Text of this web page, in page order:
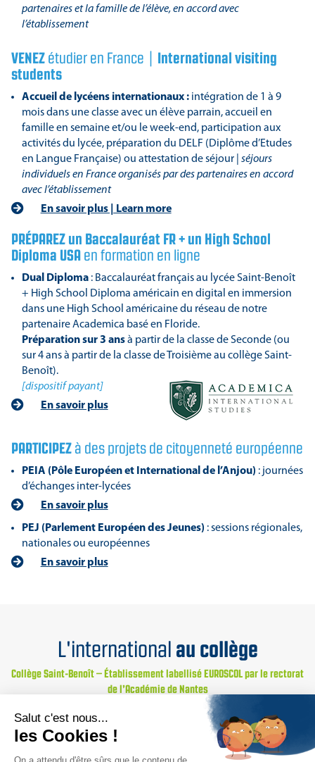
partenaires et la famille de l’élève, en accord avec
l’établissement
VENEZ étudier en France | International visiting
students
Accueil de lycéens internationaux : intégration de 1 à 9
mois dans une classe avec un élève parrain, accueil en
famille en semaine et/ou le week-end, participation aux
activités du lycée, préparation du DELF (Diplôme d’Etudes
en Langue Française) ou attestation de séjour | séjours
individuels en France organisés par des partenaires en accord
avec l’établissement
En savoir plus | Learn more
PRÉPAREZ un Baccalauréat FR + un High School
Diploma USA en formation en ligne
Dual Diploma : Baccalauréat français au lycée Saint-Benoît
+ High School Diploma américain en digital en immersion
dans une High School américaine du réseau de notre
partenaire Academica basé en Floride.
Préparation sur 3 ansà partir de la classe de Seconde (ou
sur 4 ans à partir de la classe de Troisième au collège Saint-
Benoît).
[dispositif payant]
En savoir plus
PARTICIPEZ à des projets de citoyenneté européenne
PEIA (Pôle Européen et International de l’Anjou) : journées
d’échanges inter-lycées
En savoir plus
PEJ (Parlement Européen des Jeunes) : sessions régionales,
nationales ou européennes
En savoir plus
L'international au collège
Collège Saint-Benoît – Établissement labellisé EUROSCOL par le rectorat
de l’Académie de Nantes
De la 6eà la 3e, des dispositifs spécifiques et enseignements
facultatifs sont proposés aux élèves motivés ayant le niveau
Pôle administratif| 5 cloître Saint-